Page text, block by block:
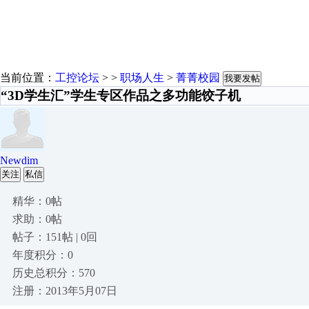
当前位置： 工控论坛 > > 职场人生 > 菁菁校园 我要发帖
“3D学生汇”学生专区作品之多功能饺子机
Newdim
关注 私信
精华：0帖
求助：0帖
帖子：151帖 | 0回
年度积分：0
历史总积分：570
注册：2013年5月07日